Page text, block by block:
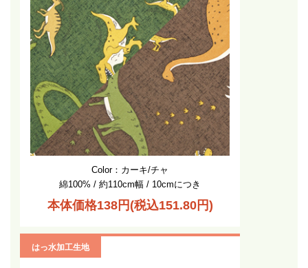
Color：カーキ/チャ
綿100% / 約110cm幅 / 10cmにつき
本体価格138円(税込151.80円)
はっ水加工生地